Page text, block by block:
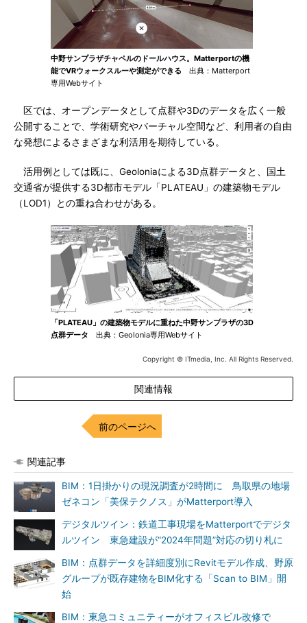
中野サンプラザチャペルのドールハウス。Matterportの機
能でVRウォークスルーや測定ができる 出典：Matterport
専用Webサイト
区では、オープンデータとして点群や3Dのデータを広く一般
公開することで、学術研究やバーチャル空間など、利用者の自由
な発想によるさまざまな利活用を期待している。
活用例としては既に、Geoloniaによる3D点群データと、国土
交通省が提供する3D都市モデル「PLATEAU」の建築物モデル
（LOD1）との重ね合わせがある。
「PLATEAU」の建築物モデルに重ねた中野サンプラザの3D
点群データ 出典：Geolonia専用Webサイト
Copyright © ITmedia, Inc. All Rights Reserved.
関連情報
前のページへ
関連記事
BIM：1日掛かりの現況調査が2時間に 鳥取県の地場
ゼネコン「美保テクノス」がMatterport導入
デジタルツイン：鉄道工事現場をMatterportでデジタ
ルツイン 東急建設が“2024年問題”対応の切り札に
BIM：点群データを詳細度別にRevitモデル作成、野原
グループが既存建物をBIM化する「Scan to BIM」開
始
BIM：東急コミュニティーがオフィスビル改修で